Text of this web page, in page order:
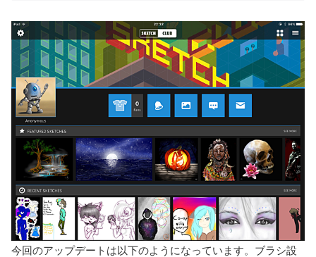
今回のアップデートは以下のようになっています。ブラシ設